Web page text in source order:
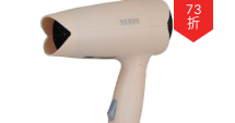
73
折